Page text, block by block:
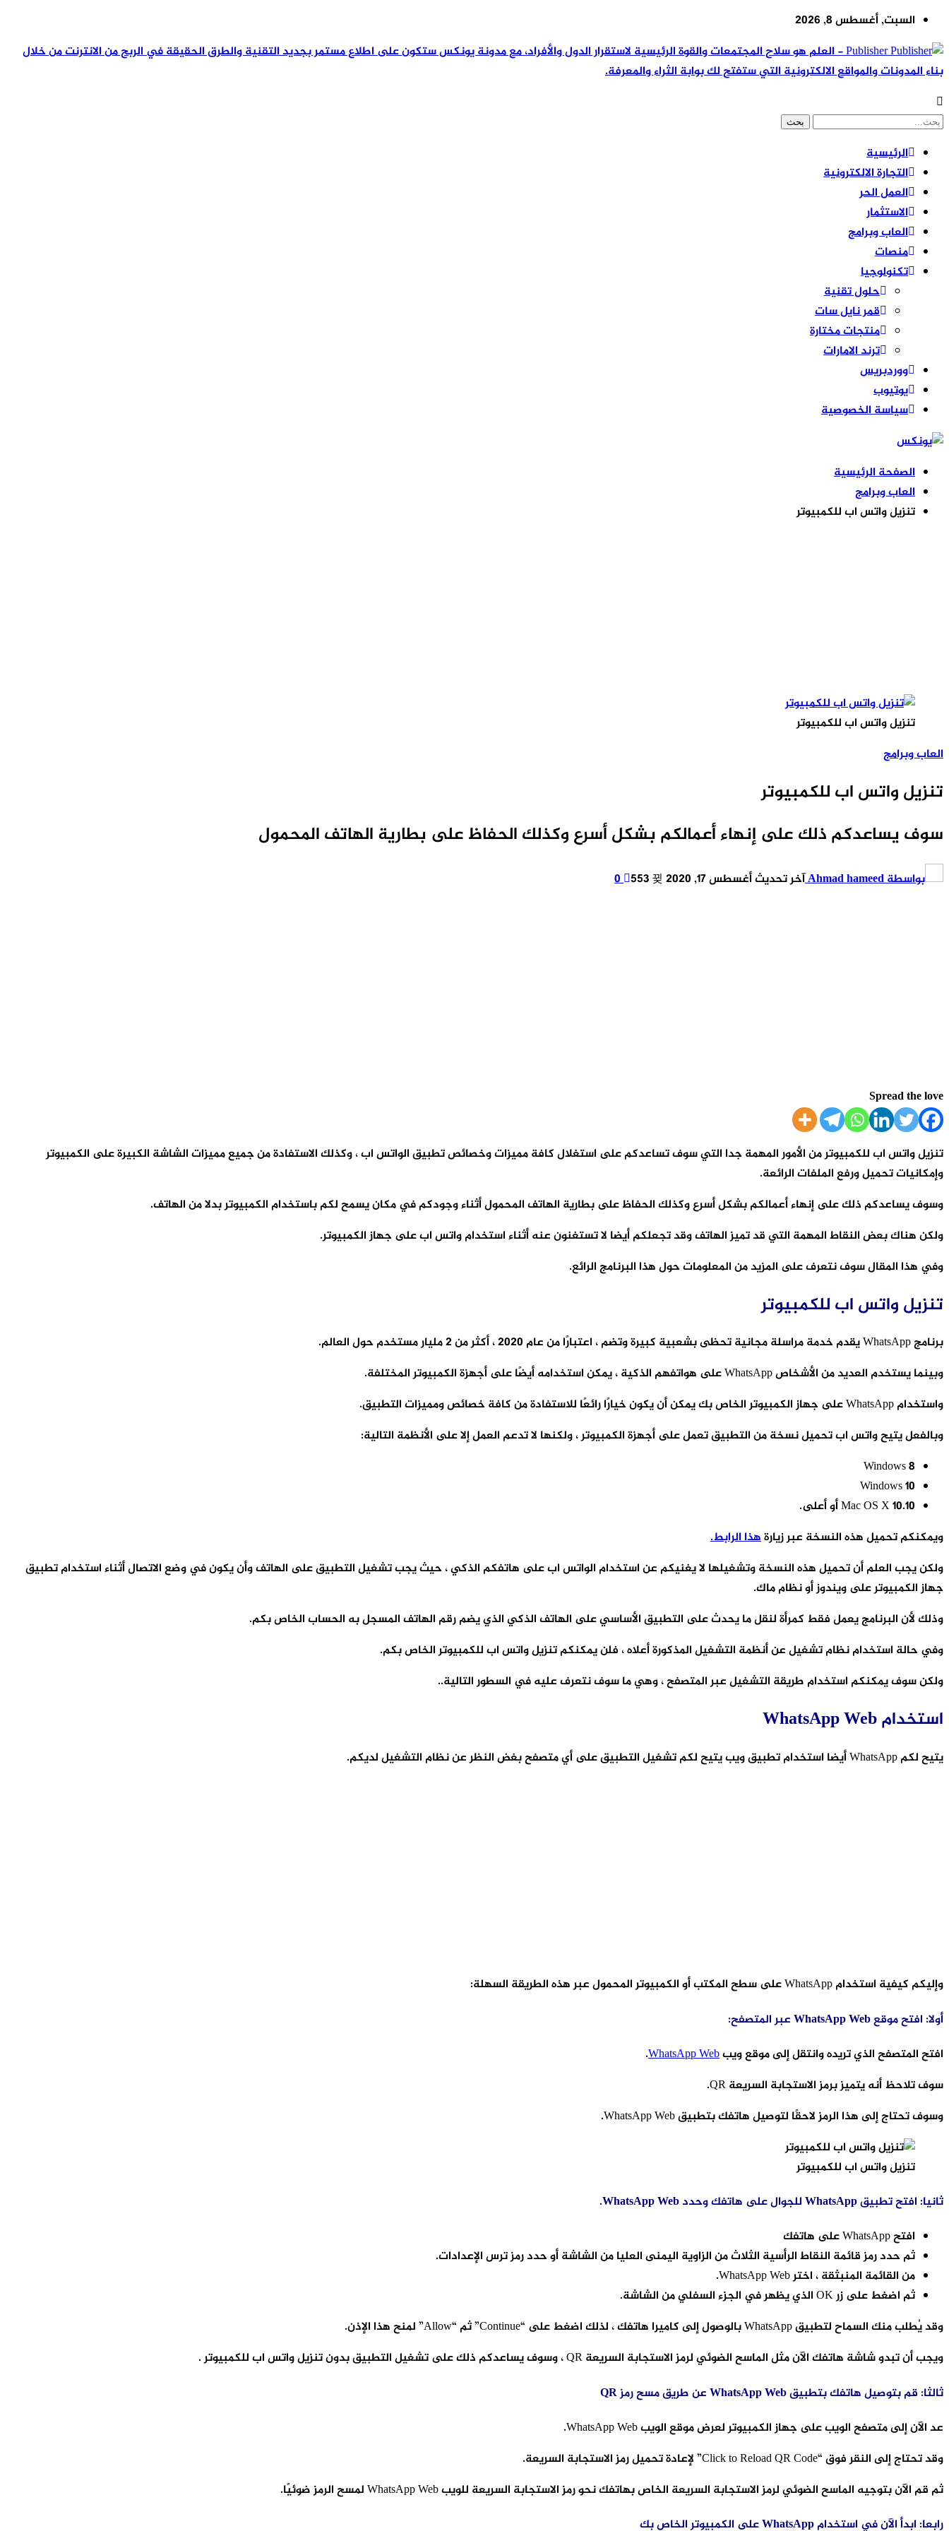
السبت, أغسطس 8, 2026
Publisher - العلم هو سلاح المجتمعات والقوة الرئيسية لاستقرار الدول والأفراد، مع مدونة يونكس ستكون على اطلاع مستمر بجديد التقنية والطرق الحقيقة في الربح من الانترنت من خلال
بناء المدونات والمواقع الالكترونية التي ستفتح لك بوابة الثراء والمعرفة.
الرئيسية
التجارة الالكترونية
العمل الحر
الاستثمار
العاب وبرامج
منصات
تكنولوجيا
حلول تقنية
قمر نايل سات
منتجات مختارة
ترند الامارات
ووردبريس
يوتيوب
سياسة الخصوصية
الصفحة الرئيسية
العاب وبرامج
تنزيل واتس اب للكمبيوتر
تنزيل واتس اب للكمبيوتر
العاب وبرامج
تنزيل واتس اب للكمبيوتر
سوف يساعدكم ذلك على إنهاء أعمالكم بشكل أسرع وكذلك الحفاظ على بطارية الهاتف المحمول
بواسطةAhmad hameedآخر تحديثأغسطس 17, 2020 0
Spread the love
تنزيل واتس اب للكمبيوتر من الأمور المهمة جدا التي سوف تساعدكم على استغلال كافة مميزات وخصائص تطبيق الواتس اب ، وكذلك الاستفادة من جميع مميزات الشاشة الكبيرة على الكمبيوتر
وإمكانيات تحميل ورفع الملفات الرائعة.
وسوف يساعدكم ذلك على إنهاء أعمالكم بشكل أسرع وكذلك الحفاظ على بطارية الهاتف المحمول أثناء وجودكم في مكان يسمح لكم باستخدام الكمبيوتر بدلا من الهاتف.
ولكن هناك بعض النقاط المهمة التي قد تميز الهاتف وقد تجعلكم أيضا لا تستغنون عنه أثناء استخدام واتس اب على جهاز الكمبيوتر.
وفي هذا المقال سوف نتعرف على المزيد من المعلومات حول هذا البرنامج الرائع.
تنزيل واتس اب للكمبيوتر
برنامج WhatsApp يقدم خدمة مراسلة مجانية تحظى بشعبية كبيرة وتضم ، اعتبارًا من عام 2020 ، أكثر من 2 مليار مستخدم حول العالم.
وبينما يستخدم العديد من الأشخاص WhatsApp على هواتفهم الذكية ، يمكن استخدامه أيضًا على أجهزة الكمبيوتر المختلفة.
واستخدام WhatsApp على جهاز الكمبيوتر الخاص بك يمكن أن يكون خيارًا رائعًا للاستفادة من كافة خصائص ومميزات التطبيق.
وبالفعل يتيح واتس اب تحميل نسخة من التطبيق تعمل على أجهزة الكمبيوتر ، ولكنها لا تدعم العمل إلا على الأنظمة التالية:
Windows 8
Windows 10
Mac OS X 10.10 أو أعلى.
ويمكنكم تحميل هذه النسخة عبر زيارةهذا الرابط.
ولكن يجب العلم أن تحميل هذه النسخة وتشغيلها لا يغنيكم عن استخدام الواتس اب على هاتفكم الذكي ، حيث يجب تشغيل التطبيق على الهاتف وأن يكون في وضع الاتصال أثناء استخدام تطبيق
جهاز الكمبيوتر على ويندوز أو نظام ماك.
وذلك لأن البرنامج يعمل فقط كمرأة لنقل ما يحدث على التطبيق الأساسي على الهاتف الذكي الذي يضم رقم الهاتف المسجل به الحساب الخاص بكم.
وفي حالة استخدام نظام تشغيل عن أنظمة التشغيل المذكورة أعلاه ، فلن يمكنكم تنزيل واتس اب للكمبيوتر الخاص بكم.
ولكن سوف يمكنكم استخدام طريقة التشغيل عبر المتصفح ، وهي ما سوف نتعرف عليه في السطور التالية..
استخدام WhatsApp Web
يتيح لكم WhatsApp أيضا استخدام تطبيق ويب يتيح لكم تشغيل التطبيق على أي متصفح بغض النظر عن نظام التشغيل لديكم.
وإليكم كيفية استخدام WhatsApp على سطح المكتب أو الكمبيوتر المحمول عبر هذه الطريقة السهلة:
أولا: افتح موقع WhatsApp Web عبر المتصفح:
افتح المتصفح الذي تريده وانتقل إلى موقع ويبWhatsApp Web
.
سوف تلاحظ أنه يتميز برمز الاستجابة السريعة QR.
وسوف تحتاج إلى هذا الرمز لاحقًا لتوصيل هاتفك بتطبيق WhatsApp Web.
تنزيل واتس اب للكمبيوتر
ثانيا: افتح تطبيق WhatsApp للجوال على هاتفك وحدد WhatsApp Web.
افتح WhatsApp على هاتفك
ثم حدد رمز قائمة النقاط الرأسية الثلاث من الزاوية اليمنى العليا من الشاشة أو حدد رمز ترس الإعدادات.
من القائمة المنبثقة ، اختر WhatsApp Web.
ثم اضغط على زر OK الذي يظهر في الجزء السفلي من الشاشة.
وقد يُطلب منك السماح لتطبيق WhatsApp بالوصول إلى كاميرا هاتفك ، لذلك اضغط على “Continue” ثم “Allow” لمنح هذا الإذن.
ويجب أن تبدو شاشة هاتفك الآن مثل الماسح الضوئي لرمز الاستجابة السريعة QR ، وسوف يساعدكم ذلك على تشغيل التطبيق بدون تنزيل واتس اب للكمبيوتر .
ثالثا: قم بتوصيل هاتفك بتطبيق WhatsApp Web عن طريق مسح رمز QR
عد الآن إلى متصفح الويب على جهاز الكمبيوتر لعرض موقع الويب WhatsApp Web.
وقد تحتاج إلى النقر فوق “Click to Reload QR Code” لإعادة تحميل رمز الاستجابة السريعة.
ثم قم الآن بتوجيه الماسح الضوئي لرمز الاستجابة السريعة الخاص بهاتفك نحو رمز الاستجابة السريعة للويب WhatsApp Web لمسح الرمز ضوئيًا.
رابعا: ابدأ الآن في استخدام WhatsApp على الكمبيوتر الخاص بك